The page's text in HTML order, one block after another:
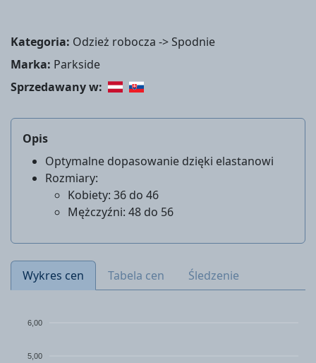
Kategoria: Odzież robocza -> Spodnie
Marka: Parkside
Sprzedawany w:
Opis
Optymalne dopasowanie dzięki elastanowi
Rozmiary:
Kobiety: 36 do 46
Mężczyźni: 48 do 56
Wykres cen Tabela cen Śledzenie
6,00
5,00